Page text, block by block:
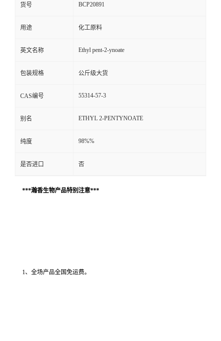
货号 BCP20891
用途 化工原料
英文名称 Ethyl pent-2-ynoate
包装规格 公斤级大货
CAS编号 55314-57-3
别名 ETHYL 2-PENTYNOATE
纯度 98%%
是否进口 否
***瀚香生物产品特别注意***
1、全场产品全国免运费。